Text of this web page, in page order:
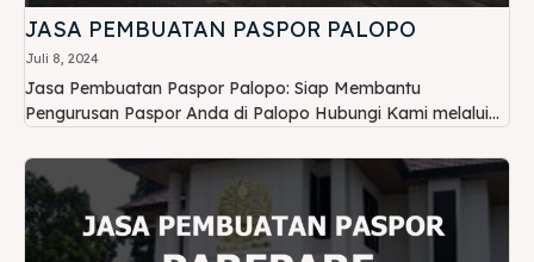
JASA PEMBUATAN PASPOR PALOPO
Juli 8, 2024
Jasa Pembuatan Paspor Palopo: Siap Membantu
Pengurusan Paspor Anda di Palopo Hubungi Kami melalui...